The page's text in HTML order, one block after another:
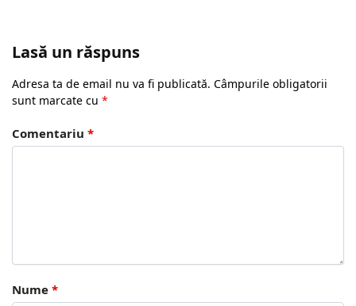
Lasă un răspuns
Adresa ta de email nu va fi publicată. Câmpurile obligatorii
sunt marcate cu *
Comentariu *
Nume *